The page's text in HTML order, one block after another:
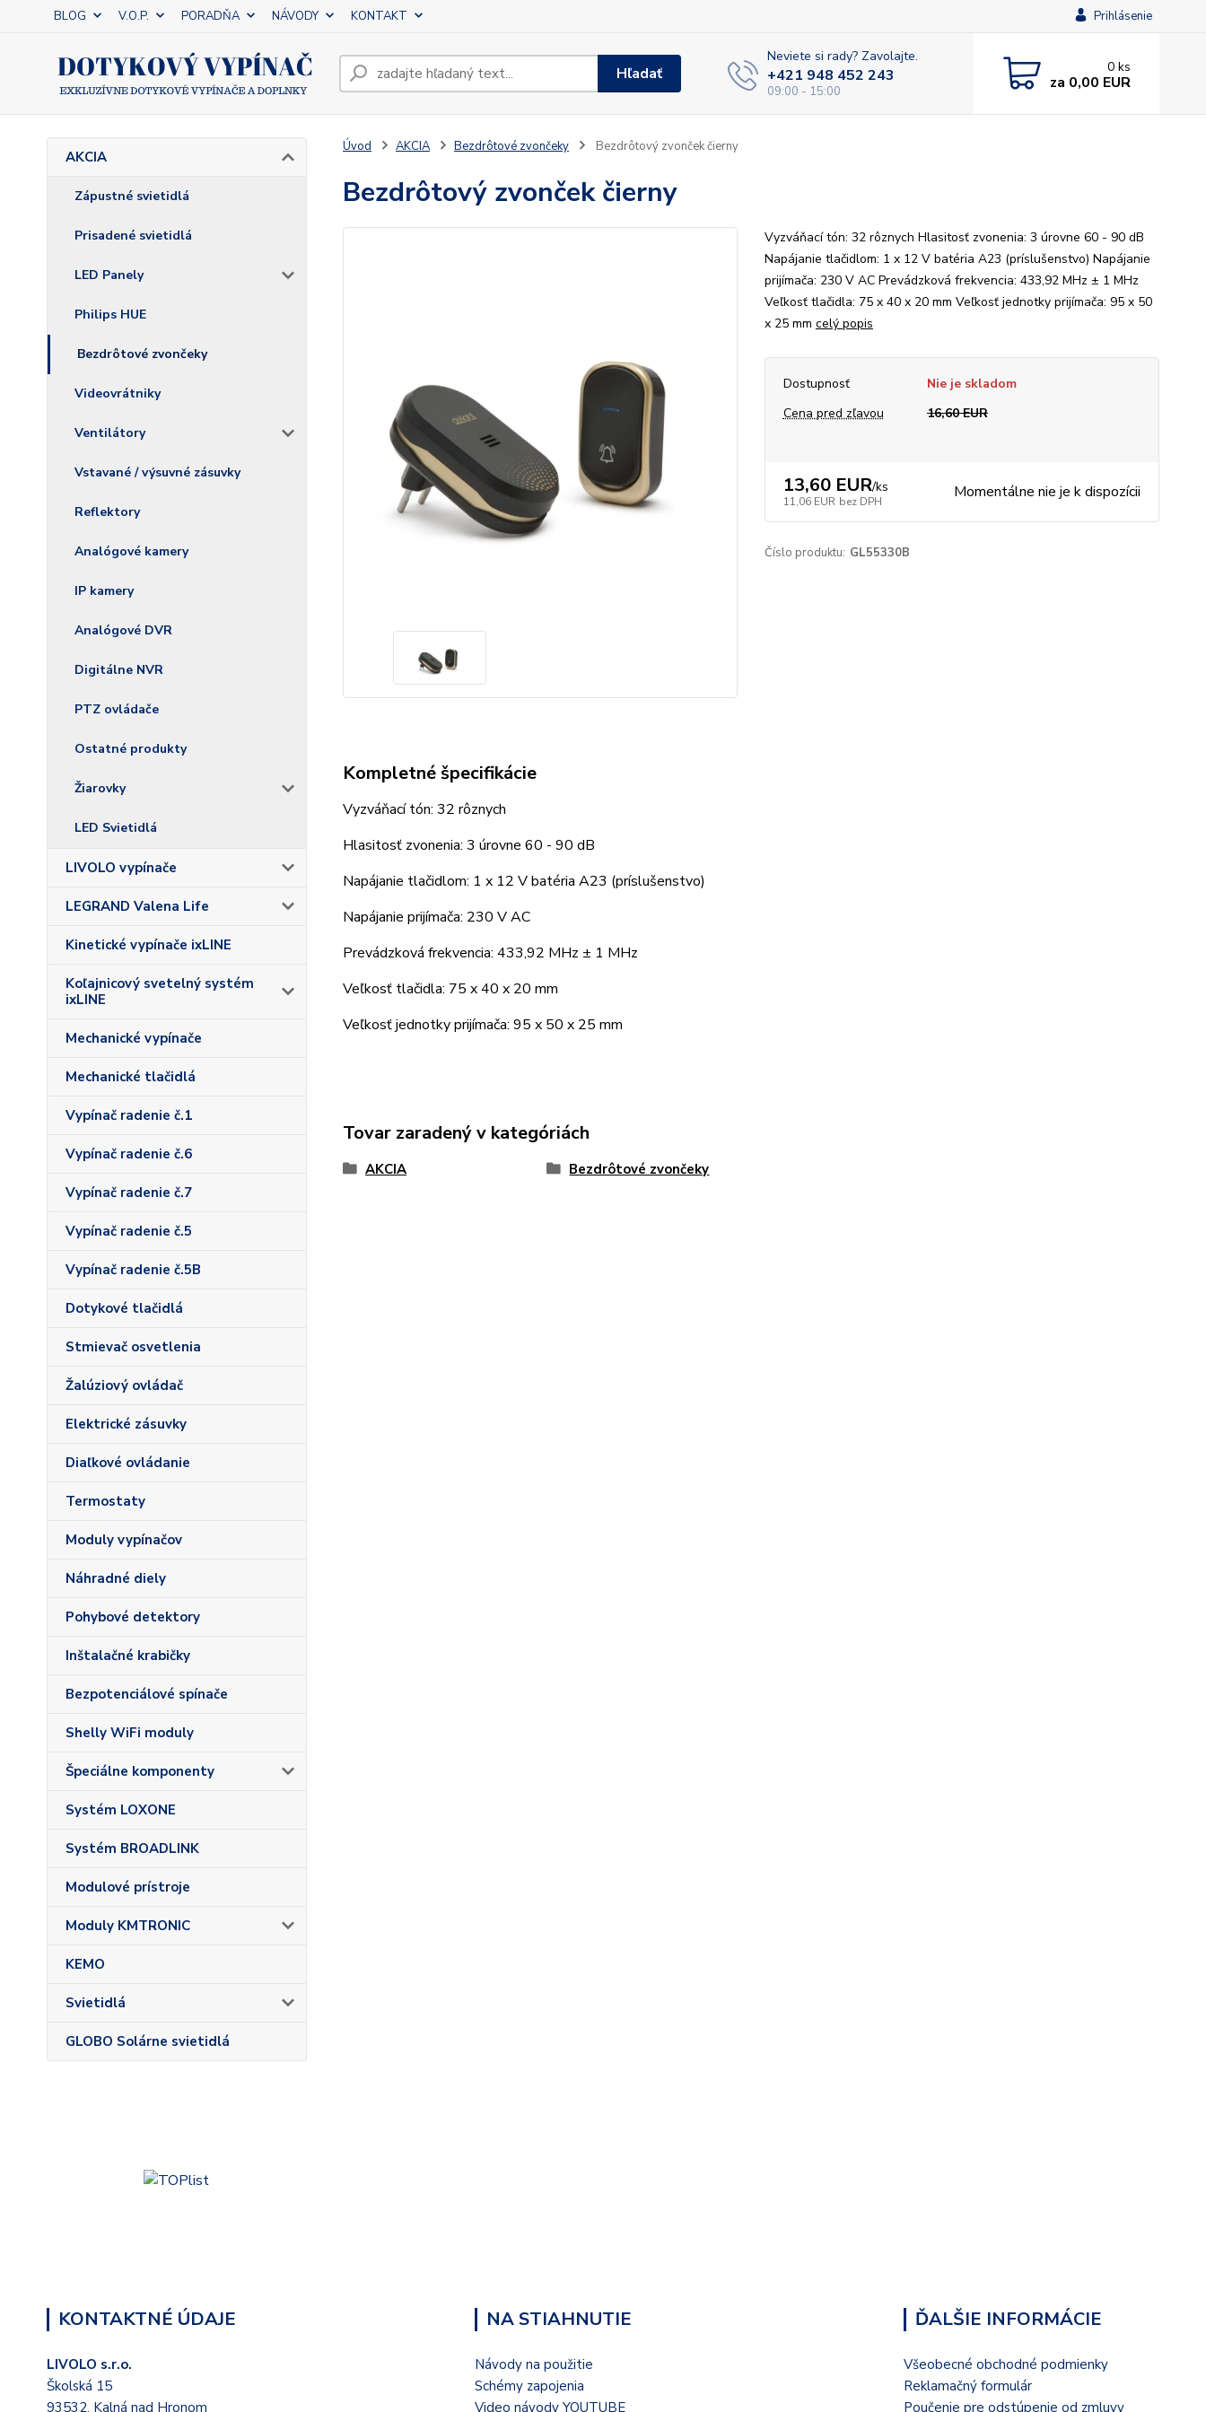
BLOG V.O.P. PORADŇA NÁVODY KONTAKT Prihlásenie
Hľadať
Neviete si rady? Zavolajte.
+421 948 452 243
09:00 - 15:00
0 ks
za 0,00 EUR
AKCIA
Zápustné svietidlá
Prisadené svietidlá
LED Panely
Philips HUE
Bezdrôtové zvončeky
Videovrátniky
Ventilátory
Vstavané / výsuvné zásuvky
Reflektory
Analógové kamery
IP kamery
Analógové DVR
Digitálne NVR
PTZ ovládače
Ostatné produkty
Žiarovky
LED Svietidlá
LIVOLO vypínače
LEGRAND Valena Life
Kinetické vypínače ixLINE
Koľajnicový svetelný systém
ixLINE
Mechanické vypínače
Mechanické tlačidlá
Vypínač radenie č.1
Vypínač radenie č.6
Vypínač radenie č.7
Vypínač radenie č.5
Vypínač radenie č.5B
Dotykové tlačidlá
Stmievač osvetlenia
Žalúziový ovládač
Elektrické zásuvky
Diaľkové ovládanie
Termostaty
Moduly vypínačov
Náhradné diely
Pohybové detektory
Inštalačné krabičky
Bezpotenciálové spínače
Shelly WiFi moduly
Špeciálne komponenty
Systém LOXONE
Systém BROADLINK
Modulové prístroje
Moduly KMTRONIC
KEMO
Svietidlá
GLOBO Solárne svietidlá
Úvod AKCIA Bezdrôtové zvončeky Bezdrôtový zvonček čierny
Bezdrôtový zvonček čierny
Vyzváňací tón: 32 rôznych Hlasitosť zvonenia: 3 úrovne 60 - 90 dB
Napájanie tlačidlom: 1 x 12 V batéria A23 (príslušenstvo) Napájanie
prijímača: 230 V AC Prevádzková frekvencia: 433,92 MHz ± 1 MHz
Veľkosť tlačidla: 75 x 40 x 20 mm Veľkosť jednotky prijímača: 95 x 50
x 25 mm celý popis
Dostupnosť
Nie je skladom
Cena pred zľavou
16,60 EUR
13,60 EUR/ks
11,06 EUR bez DPH Momentálne nie je k dispozícii
Číslo produktu: GL55330B
Kompletné špecifikácie
Vyzváňací tón: 32 rôznych
Hlasitosť zvonenia: 3 úrovne 60 - 90 dB
Napájanie tlačidlom: 1 x 12 V batéria A23 (príslušenstvo)
Napájanie prijímača: 230 V AC
Prevádzková frekvencia: 433,92 MHz ± 1 MHz
Veľkosť tlačidla: 75 x 40 x 20 mm
Veľkosť jednotky prijímača: 95 x 50 x 25 mm
Tovar zaradený v kategóriách
AKCIA Bezdrôtové zvončeky
KONTAKTNÉ ÚDAJE
LIVOLO s.r.o.
Školská 15
93532, Kalná nad Hronom
NA STIAHNUTIE
Návody na použitie
Schémy zapojenia
Video návody YOUTUBE
ĎALŠIE INFORMÁCIE
Všeobecné obchodné podmienky
Reklamačný formulár
Poučenie pre odstúpenie od zmluvy